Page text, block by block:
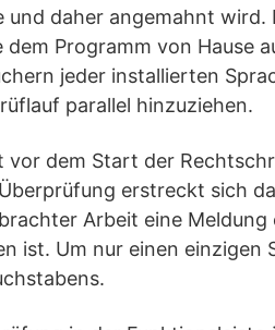
daher angemahnt wird.
Programm von Hause
jeder installierten
parallel hinzuziehen.
vor dem Start der
erstreckt sich
Arbeit eine
ist. Um nur einen einzigen